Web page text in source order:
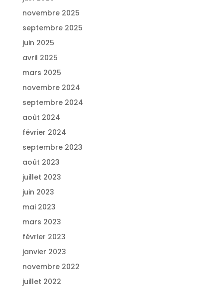
novembre 2025
septembre 2025
juin 2025
avril 2025
mars 2025
novembre 2024
septembre 2024
août 2024
février 2024
septembre 2023
août 2023
juillet 2023
juin 2023
mai 2023
mars 2023
février 2023
janvier 2023
novembre 2022
juillet 2022